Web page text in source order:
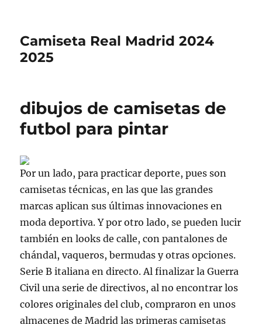
Camiseta Real Madrid 2024
2025
dibujos de camisetas de
futbol para pintar
Por un lado, para practicar deporte, pues son
camisetas técnicas, en las que las grandes
marcas aplican sus últimas innovaciones en
moda deportiva. Y por otro lado, se pueden lucir
también en looks de calle, con pantalones de
chándal, vaqueros, bermudas y otras opciones.
Serie B italiana en directo. Al finalizar la Guerra
Civil una serie de directivos, al no encontrar los
colores originales del club, compraron en unos
almacenes de Madrid las primeras camisetas